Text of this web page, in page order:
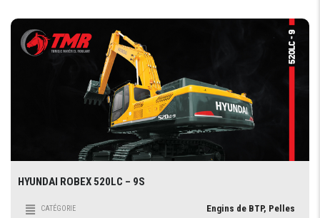
HYUNDAI ROBEX 520LC – 9S
CATÉGORIE Engins de BTP, Pelles